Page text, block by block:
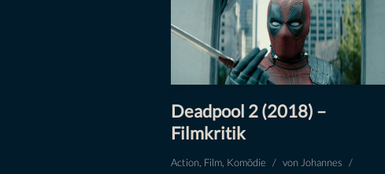
Deadpool 2 (2018) –
Filmkritik
Action, Film, Komödie von Johannes